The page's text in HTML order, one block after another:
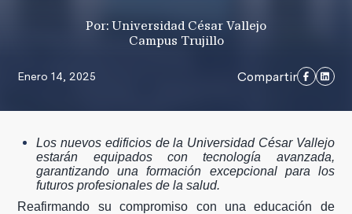
Por: Universidad César Vallejo
Campus Trujillo
Enero 14, 2025 Compartir
Los nuevos edificios de la Universidad César Vallejo
estarán equipados con tecnología avanzada,
garantizando una formación excepcional para los
futuros profesionales de la salud.
Reafirmando su compromiso con una educación de